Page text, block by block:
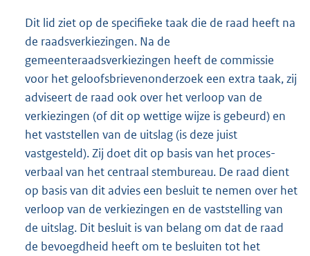
Dit lid ziet op de specifieke taak die de raad heeft na
de raadsverkiezingen. Na de
gemeenteraadsverkiezingen heeft de commissie
voor het geloofsbrievenonderzoek een extra taak, zij
adviseert de raad ook over het verloop van de
verkiezingen (of dit op wettige wijze is gebeurd) en
het vaststellen van de uitslag (is deze juist
vastgesteld). Zij doet dit op basis van het proces-
verbaal van het centraal stembureau. De raad dient
op basis van dit advies een besluit te nemen over het
verloop van de verkiezingen en de vaststelling van
de uitslag. Dit besluit is van belang om dat de raad
de bevoegdheid heeft om te besluiten tot het